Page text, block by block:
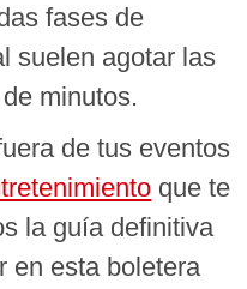
fases de
suelen agotar las
minutos.
de tus eventos
que te
la guía definitiva
en esta boletera